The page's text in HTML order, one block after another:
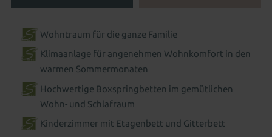
Kinderwelt
Kinder 1&1 Kinderbetreuung Wohnen mit Kindern
Betreuung besonderer Kinder
Familienwelt
Wohnen als Familie Animation für die ganze Familie
Outdoor
Aussenpool
Wellness für Eltern
Saunen Ruhe & Entspannung Familiensauna
Adults only - Infinity-Pool
Spa-Anwendungen
Wohntraum für die ganze Familie
Klimaanlage für angenehmen Wohnkomfort in den
warmen Sommermonaten
Hochwertige Boxspringbetten im gemütlichen
Wohn- und Schlafraum
Kinderzimmer mit Etagenbett und Gitterbett